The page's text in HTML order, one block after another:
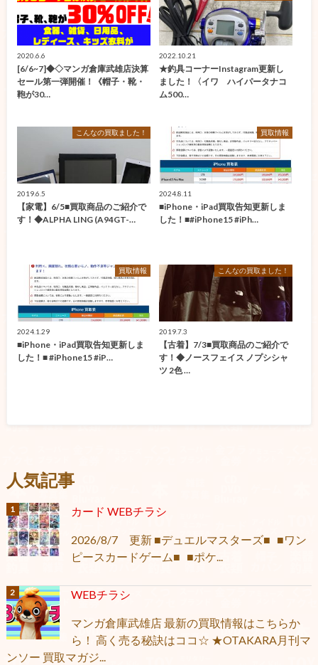
2020.6.6
[6/6~7]◆◇マンガ倉庫武雄店決算
セール第一弾開催！《帽子・靴・
鞄が30…
2022.10.21
★釣具コーナーInstagram更新し
ました！〈イワ ハイパータナコ
ム500…
こんなの買取ました！
2019.6.5
【家電】6/5■買取商品のご紹介で
す！◆ALPHA LING (A94GT-…
買取情報
2024.8.11
■iPhone・iPad買取告知更新しま
した！■#iPhone15 #iPh…
買取情報
2024.1.29
■iPhone・iPad買取告知更新しま
した！■ #iPhone15 #iP…
こんなの買取ました！
2019.7.3
【古着】7/3■買取商品のご紹介で
す！◆ノースフェイス ノプシシャ
ツ 2色 …
人気記事
カード WEBチラシ
2026/8/7 更新 ■デュエルマスターズ■ ■ワン
ピースカードゲーム■ ■ポケ...
WEBチラシ
マンガ倉庫武雄店 最新の買取情報はこちらか
ら！ 高く売る秘訣はココ☆ ★OTAKARA月刊マ
ンソー 買取マガジ...